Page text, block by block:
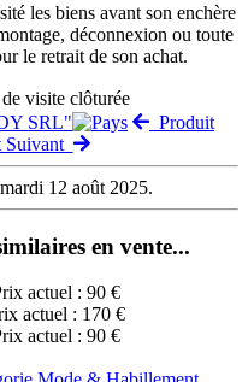
les biens avant son enchère
déconnexion ou toute
le retrait de son achat.
visite clôturée
SRL"
Produit
Suivant
12 août 2025.
en vente...
actuel : 90 €
actuel : 170 €
actuel : 90 €